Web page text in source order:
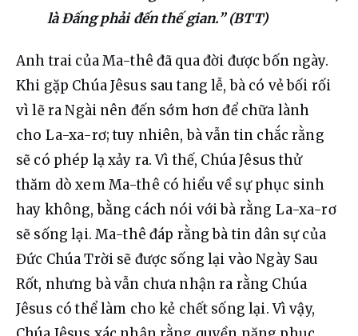
là Đấng phải đến thế gian.” (BTT)
Anh trai của Ma-thê đã qua đời được bốn ngày.
Khi gặp Chúa Jêsus sau tang lễ, bà có vẻ bối rối
vì lẽ ra Ngài nên đến sớm hơn để chữa lành
cho La-xa-rơ; tuy nhiên, bà vẫn tin chắc rằng
sẽ có phép lạ xảy ra. Vì thế, Chúa Jêsus thử
thăm dò xem Ma-thê có hiểu về sự phục sinh
hay không, bằng cách nói với bà rằng La-xa-rơ
sẽ sống lại. Ma-thê đáp rằng bà tin dân sự của
Đức Chúa Trời sẽ được sống lại vào Ngày Sau
Rốt, nhưng bà vẫn chưa nhận ra rằng Chúa
Jêsus có thể làm cho kẻ chết sống lại. Vì vậy,